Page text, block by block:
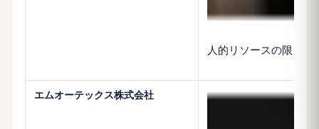
人的リソースの限ら
エムオーテックス株式会社